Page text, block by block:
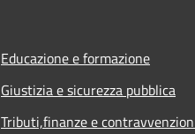
Educazione e formazione
Giustizia e sicurezza pubblica
Tributi,finanze e